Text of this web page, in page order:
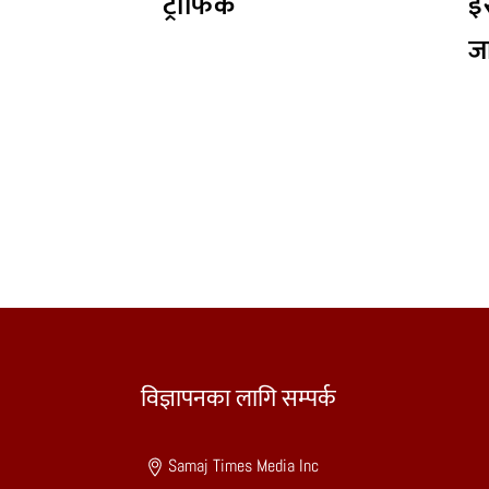
विज्ञापनका लागि सम्पर्क
Samaj Times Media Inc